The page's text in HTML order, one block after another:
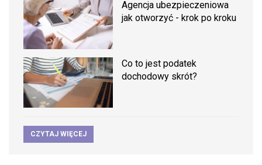
Agencja ubezpieczeniowa
jak otworzyć - krok po kroku
Co to jest podatek
dochodowy skrót?
CZYTAJ WIĘCEJ